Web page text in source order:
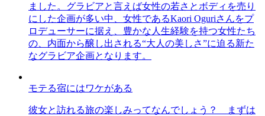
ました。グラビアと言えば女性の若さとボディを売り
にした企画が多い中、女性であるKaori Oguriさんをプ
ロデューサーに据え、豊かな人生経験を持つ女性たち
の、内面から醸し出される“大人の美しさ”に迫る新た
なグラビア企画となります。
モテる宿にはワケがある
彼女と訪れる旅の楽しみってなんでしょう？ まずは